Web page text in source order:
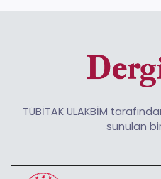
TÜBİTAK ULAKBİM
sunulan